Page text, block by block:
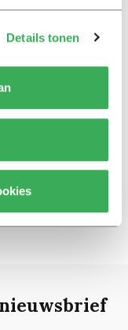
Details tonen
EK